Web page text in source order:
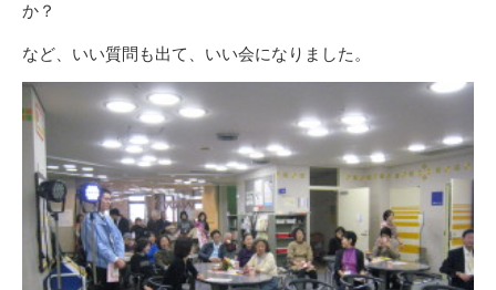
か？
など、いい質問も出て、いい会になりました。